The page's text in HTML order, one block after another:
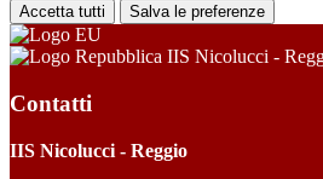
Accetta tutti Salva le preferenze
IIS Nicolucci -
Contatti
IIS Nicolucci - Reggio